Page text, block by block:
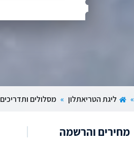
» ליגת הטריאתלון » מסלולים ותדריכים
מחירים והרשמה